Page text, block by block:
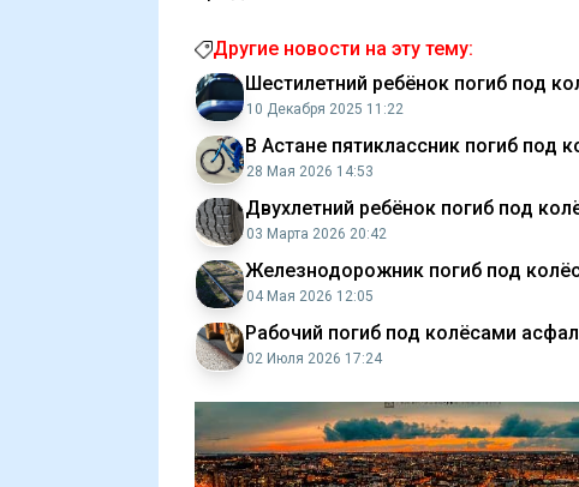
Другие новости на эту тему:
Шестилетний ребёнок погиб под
10 Декабря 2025 11:22
В Астане пятиклассник погиб под
28 Мая 2026 14:53
Двухлетний ребёнок погиб под
03 Марта 2026 20:42
Железнодорожник погиб под
04 Мая 2026 12:05
Рабочий погиб под колёсами
02 Июля 2026 17:24